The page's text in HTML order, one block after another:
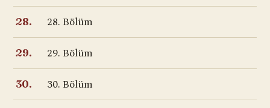
28. 28. Bölüm
29. 29. Bölüm
30. 30. Bölüm